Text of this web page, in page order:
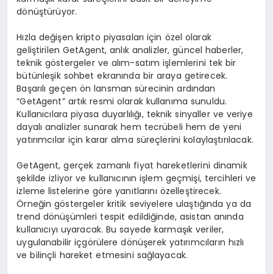
dönüştürüyor.
Hızla değişen kripto piyasaları için özel olarak
geliştirilen GetAgent, anlık analizler, güncel haberler,
teknik göstergeler ve alım-satım işlemlerini tek bir
bütünleşik sohbet ekranında bir araya getirecek.
Başarılı geçen ön lansman sürecinin ardından
“GetAgent” artık resmi olarak kullanıma sunuldu.
Kullanıcılara piyasa duyarlılığı, teknik sinyaller ve veriye
dayalı analizler sunarak hem tecrübeli hem de yeni
yatırımcılar için karar alma süreçlerini kolaylaştırılacak.
GetAgent, gerçek zamanlı fiyat hareketlerini dinamik
şekilde izliyor ve kullanıcının işlem geçmişi, tercihleri ve
izleme listelerine göre yanıtlarını özelleştirecek.
Örneğin göstergeler kritik seviyelere ulaştığında ya da
trend dönüşümleri tespit edildiğinde, asistan anında
kullanıcıyı uyaracak. Bu sayede karmaşık veriler,
uygulanabilir içgörülere dönüşerek yatırımcıların hızlı
ve bilinçli hareket etmesini sağlayacak.